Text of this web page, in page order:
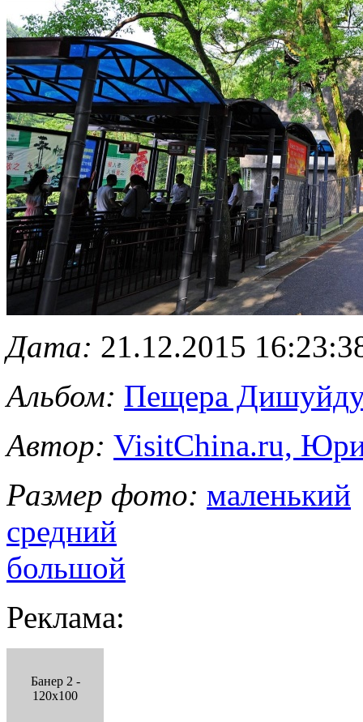
Дата: 21.12.2015
Альбом: Пещера
Автор: VisitChina.ru,
Размер фото: маленький
средний
большой
Реклама:
Банер 2 -
120x100